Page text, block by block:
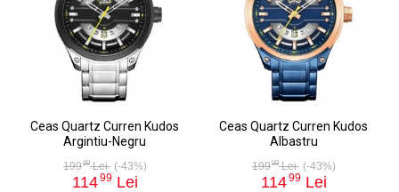
Ceas Quartz Curren Kudos
Argintiu-Negru
19999Lei (-43%)
11499Lei
Ceas Quartz Curren Kudos
Albastru
19999Lei (-43%)
11499Lei